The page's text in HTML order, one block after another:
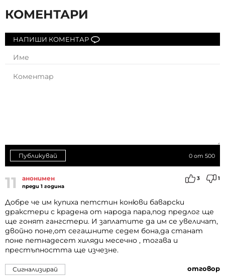
КОМЕНТАРИ
НАПИШИ КОМЕНТАР
0 от 500
Публикувай
11 анонимен
преди 1 година
3 1
Добре че им купиха петстин конюви баварски
дракстери с крадена от народа пара,под предлог ще
ще гонят гангстери. И заплатите да им се увеличат,
двойно поне,от сегашните седем бона,да станат
поне петнадесет хиляди месечно , тогава и
престъпността ще изчезне.
отговор
Сигнализирай